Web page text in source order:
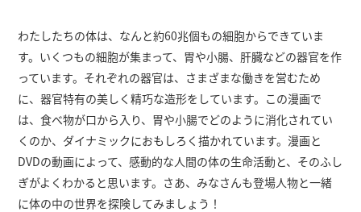
わたしたちの体は、なんと約60兆個もの細胞からできていま
す。いくつもの細胞が集まって、胃や小腸、肝臓などの器官を作
っています。それぞれの器官は、さまざまな働きを営むため
に、器官特有の美しく精巧な造形をしています。この漫画で
は、食べ物が口から入り、胃や小腸でどのように消化されてい
くのか、ダイナミックにおもしろく描かれています。漫画と
DVDの動画によって、感動的な人間の体の生命活動と、そのふし
ぎがよくわかると思います。さあ、みなさんも登場人物と一緒
に体の中の世界を探険してみましょう！